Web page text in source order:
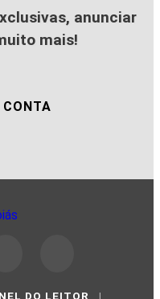
anunciar
mais!
DO LEITOR |